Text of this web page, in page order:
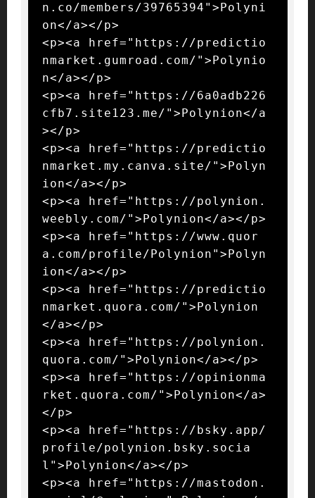
n.co/members/39765394">Polyni
on</a></p>
<p><a href="https://predictio
nmarket.gumroad.com/">Polynio
n</a></p>
<p><a href="https://6a0adb226
cfb7.site123.me/">Polynion</a
></p>
<p><a href="https://predictio
nmarket.my.canva.site/">Polyn
ion</a></p>
<p><a href="https://polynion.
weebly.com/">Polynion</a></p>
<p><a href="https://www.quor
a.com/profile/Polynion">Polyn
ion</a></p>
<p><a href="https://predictio
nmarket.quora.com/">Polynion
</a></p>
<p><a href="https://polynion.
quora.com/">Polynion</a></p>
<p><a href="https://opinionma
rket.quora.com/">Polynion</a>
</p>
<p><a href="https://bsky.app/
profile/polynion.bsky.socia
l">Polynion</a></p>
<p><a href="https://mastodon.